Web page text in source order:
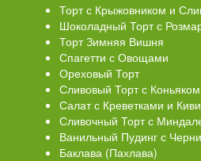
Торт с Крыжовником и
Шоколадный Торт с
Торт Зимняя Вишня
Спагетти с Овощами
Ореховый Торт
Сливовый Торт с Коньяком
Салат с Креветками и Киви
Сливочный Торт с
Ванильный Пудинг с
Баклава (Пахлава)